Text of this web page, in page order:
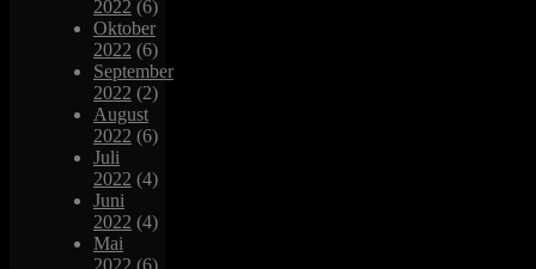
2022 (6)
Oktober
2022 (6)
September
2022 (2)
August
2022 (6)
Juli
2022 (4)
Juni
2022 (4)
Mai